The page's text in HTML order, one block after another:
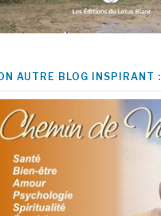
AUTRE BLOG INSPIRANT :